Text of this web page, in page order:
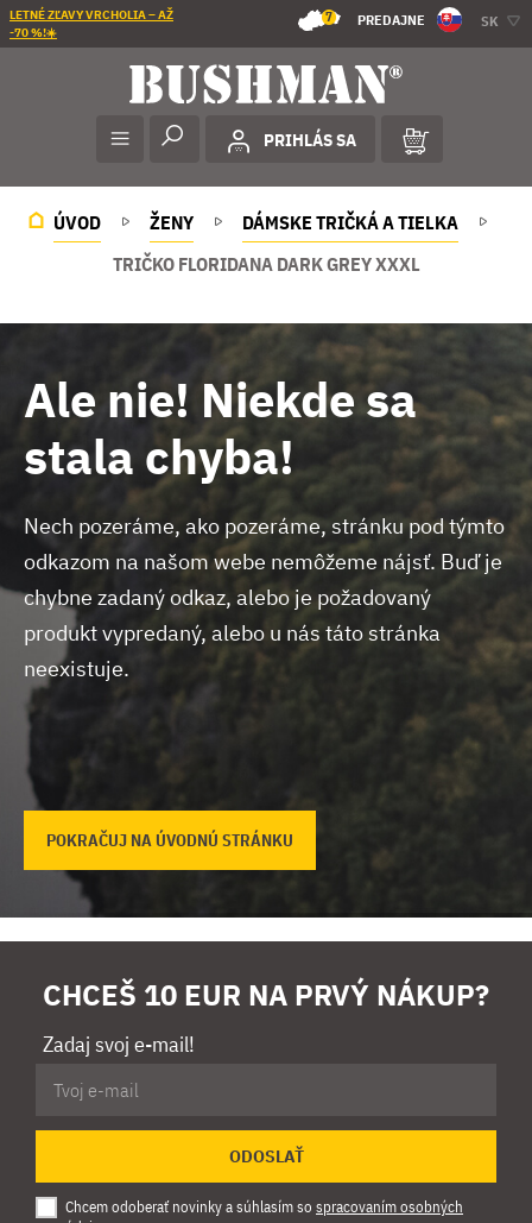
LETNÉ ZĽAVY VRCHOLIA – AŽ
-70 %!☀️
7 PREDAJNE SK
PRIHLÁS SA
ÚVOD ŽENY
DÁMSKE TRIČKÁ A TIELKA
TRIČKO FLORIDANA DARK GREY XXXL
Ale nie! Niekde sa
stala chyba!
Nech pozeráme, ako pozeráme, stránku pod týmto
odkazom na našom webe nemôžeme nájsť. Buď je
chybne zadaný odkaz, alebo je požadovaný
produkt vypredaný, alebo u nás táto stránka
neexistuje.
POKRAČUJ NA ÚVODNÚ STRÁNKU
CHCEŠ 10 EUR NA PRVÝ NÁKUP?
Zadaj svoj e-mail!
ODOSLAŤ
Chcem odoberať novinky a súhlasím so spracovaním osobných